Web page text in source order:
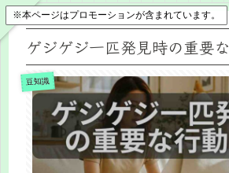
※本ページはプロモーションが含まれています。
ゲジゲジ一匹発見時の重要
豆知識